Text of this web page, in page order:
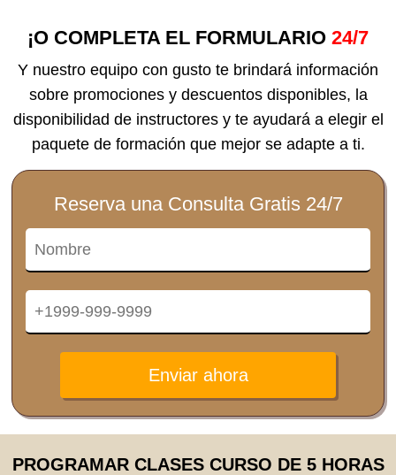
¡O COMPLETA EL FORMULARIO 24/7
Y nuestro equipo con gusto te brindará información
sobre promociones y descuentos disponibles, la
disponibilidad de instructores y te ayudará a elegir el
paquete de formación que mejor se adapte a ti.
Reserva una Consulta Gratis 24/7
Enviar ahora
PROGRAMAR CLASES CURSO DE 5 HORAS